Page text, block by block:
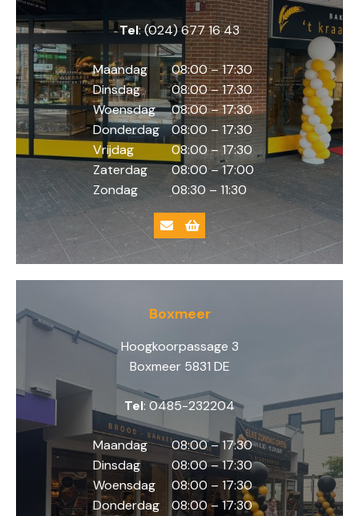
Tel: (024) 677 16 43
Maandag
08:00 – 17:30
Dinsdag
08:00 – 17:30
Woensdag
08:00 – 17:30
Donderdag
08:00 – 17:30
Vrijdag
08:00 – 17:30
Zaterdag
08:00 – 17:00
Zondag
08:30 – 11:30
Boxmeer
Hoogkoorpassage 3
Boxmeer 5831 DE
Tel: 0485-232204
Maandag
08:00 – 17:30
Dinsdag
08:00 – 17:30
Woensdag
08:00 – 17:30
Donderdag
08:00 – 17:30